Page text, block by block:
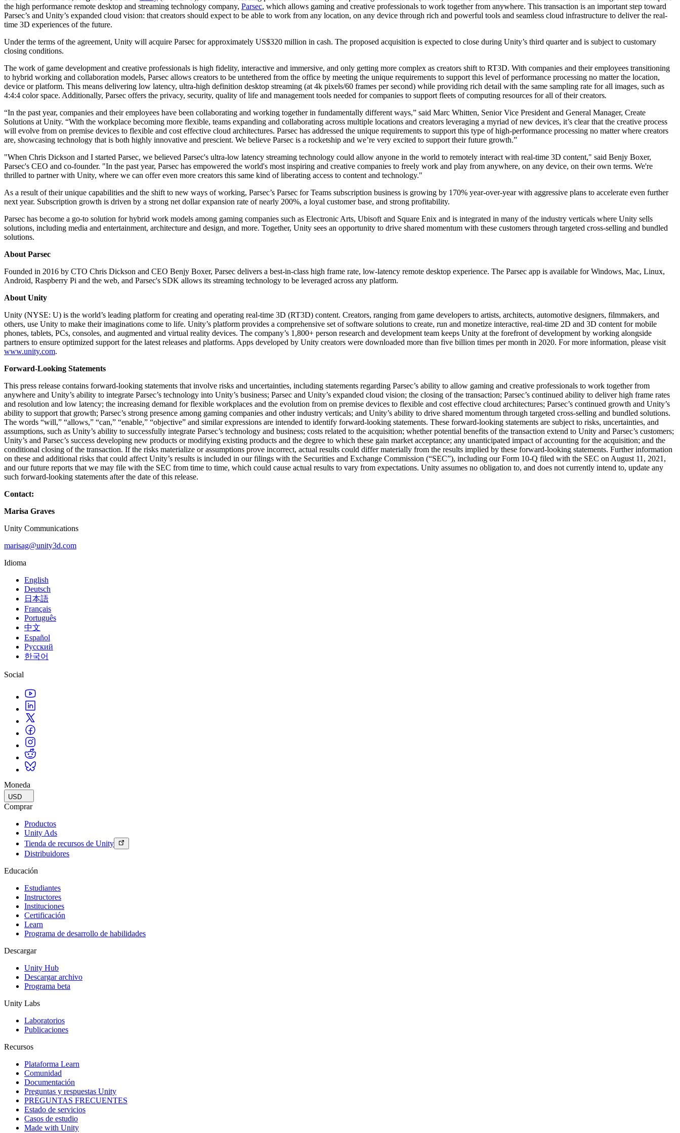
LiveOps
Perspectivas post-lanzamiento y operaciones de juego en vivo
Expande
Hazte descubrir y adquiere usuarios móviles
Compras dentro de la aplicación
Gestionar las IAP dentro de la aplicación en tiendas físicas y en el canal directo al consumidor (D2C).
Monetización
Conecta a los jugadores con los juegos adecuados
Publicitar con Unity
Monetizar con Unity
Juegos móviles
Crea y expande éxitos móviles con Unity
Juegos independientes
Juegos XR
Lanza juegos XR en múltiples plataformas
Simplifica el desarrollo de juegos multijugador
Venta minorista
Transforma las experiencias en tienda en experiencias en línea
Industria automotriz
Ver todas las industrias
Información útil
Casos de estudio
Historias de éxito en el mundo real
Consejos y trucos de expertos
Demostraciones
Demostraciones, muestras y bloques de construcción
Todos los recursos
Novedades
Blog
Novedades
Noticias, historias y centro de prensa
Únete a desarrolladores, creadores e insiders
Premios Unity
Celebrando a los creadores de Unity en todo el mundo
Guías prácticas
Consejos prácticos y mejores prácticas
Educación
Impulsa tu carrera
Para docentes
Potencia tu enseñanza
Licencia gratuita para fines educativos
Lleva el poder de Unity a tu institución
Demuestra tu dominio de Unity
the high performance remote desktop and streaming technology company, Parsec, which allows gaming and creative professionals to work together from anywhere. This transaction is an important step toward
Parsec’s and Unity’s expanded cloud vision: that creators should expect to be able to work from any location, on any device through rich and powerful tools and seamless cloud infrastructure to deliver the real-
time 3D experiences of the future.
Under the terms of the agreement, Unity will acquire Parsec for approximately US$320 million in cash. The proposed acquisition is expected to close during Unity’s third quarter and is subject to customary
closing conditions.
The work of game development and creative professionals is high fidelity, interactive and immersive, and only getting more complex as creators shift to RT3D. With companies and their employees transitioning
to hybrid working and collaboration models, Parsec allows creators to be untethered from the office by meeting the unique requirements to support this level of performance processing no matter the location,
device or platform. This means delivering low latency, ultra-high definition desktop streaming (at 4k pixels/60 frames per second) while providing rich detail with the same sampling rate for all images, such as
4:4:4 color space. Additionally, Parsec offers the privacy, security, quality of life and management tools needed for companies to support fleets of computing resources for all of their creators.
“In the past year, companies and their employees have been collaborating and working together in fundamentally different ways,” said Marc Whitten, Senior Vice President and General Manager, Create
Solutions at Unity. “With the workplace becoming more flexible, teams expanding and collaborating across multiple locations and creators leveraging a myriad of new devices, it’s clear that the creative process
will evolve from on premise devices to flexible and cost effective cloud architectures. Parsec has addressed the unique requirements to support this type of high-performance processing no matter where creators
are, showcasing technology that is both highly innovative and prescient. We believe Parsec is a rocketship and we’re very excited to support their future growth.”
"When Chris Dickson and I started Parsec, we believed Parsec's ultra-low latency streaming technology could allow anyone in the world to remotely interact with real-time 3D content," said Benjy Boxer,
Parsec's CEO and co-founder. "In the past year, Parsec has empowered the world's most inspiring and creative companies to freely work and play from anywhere, on any device, on their own terms. We're
thrilled to partner with Unity, where we can offer even more creators this same kind of liberating access to content and technology."
As a result of their unique capabilities and the shift to new ways of working, Parsec’s Parsec for Teams subscription business is growing by 170% year-over-year with aggressive plans to accelerate even further
next year. Subscription growth is driven by a strong net dollar expansion rate of nearly 200%, a loyal customer base, and strong profitability.
Parsec has become a go-to solution for hybrid work models among gaming companies such as Electronic Arts, Ubisoft and Square Enix and is integrated in many of the industry verticals where Unity sells
solutions, including media and entertainment, architecture and design, and more. Together, Unity sees an opportunity to drive shared momentum with these customers through targeted cross-selling and bundled
solutions.
About Parsec
Founded in 2016 by CTO Chris Dickson and CEO Benjy Boxer, Parsec delivers a best-in-class high frame rate, low-latency remote desktop experience. The Parsec app is available for Windows, Mac, Linux,
Android, Raspberry Pi and the web, and Parsec's SDK allows its streaming technology to be leveraged across any platform.
About Unity
Unity (NYSE: U) is the world’s leading platform for creating and operating real-time 3D (RT3D) content. Creators, ranging from game developers to artists, architects, automotive designers, filmmakers, and
others, use Unity to make their imaginations come to life. Unity’s platform provides a comprehensive set of software solutions to create, run and monetize interactive, real-time 2D and 3D content for mobile
phones, tablets, PCs, consoles, and augmented and virtual reality devices. The company’s 1,800+ person research and development team keeps Unity at the forefront of development by working alongside
partners to ensure optimized support for the latest releases and platforms. Apps developed by Unity creators were downloaded more than five billion times per month in 2020. For more information, please visit
www.unity.com.
Forward-Looking Statements
This press release contains forward-looking statements that involve risks and uncertainties, including statements regarding Parsec’s ability to allow gaming and creative professionals to work together from
anywhere and Unity’s ability to integrate Parsec’s technology into Unity’s business; Parsec and Unity’s expanded cloud vision; the closing of the transaction; Parsec’s continued ability to deliver high frame rates
and resolution and low latency; the increasing demand for flexible workplaces and the evolution from on premise devices to flexible and cost effective cloud architectures; Parsec’s continued growth and Unity’s
ability to support that growth; Parsec’s strong presence among gaming companies and other industry verticals; and Unity’s ability to drive shared momentum through targeted cross-selling and bundled solutions.
The words “will,” “allows,” “can,” “enable,” “objective” and similar expressions are intended to identify forward-looking statements. These forward-looking statements are subject to risks, uncertainties, and
assumptions, such as Unity’s ability to successfully integrate Parsec’s technology and business; costs related to the acquisition; whether potential benefits of the transaction extend to Unity and Parsec’s customers;
Unity’s and Parsec’s success developing new products or modifying existing products and the degree to which these gain market acceptance; any unanticipated impact of accounting for the acquisition; and the
conditional closing of the transaction. If the risks materialize or assumptions prove incorrect, actual results could differ materially from the results implied by these forward-looking statements. Further information
on these and additional risks that could affect Unity’s results is included in our filings with the Securities and Exchange Commission (“SEC”), including our Form 10-Q filed with the SEC on August 11, 2021,
and our future reports that we may file with the SEC from time to time, which could cause actual results to vary from expectations. Unity assumes no obligation to, and does not currently intend to, update any
such forward-looking statements after the date of this release.
Contact:
Marisa Graves
Unity Communications
marisag@unity3d.com
Idioma
English
Deutsch
日本語
Français
Português
中文
Español
Русский
한국어
Social
Moneda
USD
Comprar
Productos
Unity Ads
Tienda de recursos de Unity
Distribuidores
Educación
Estudiantes
Instructores
Instituciones
Certificación
Learn
Programa de desarrollo de habilidades
Descargar
Unity Hub
Descargar archivo
Programa beta
Unity Labs
Laboratorios
Publicaciones
Recursos
Plataforma Learn
Comunidad
Documentación
Preguntas y respuestas Unity
PREGUNTAS FRECUENTES
Estado de servicios
Casos de estudio
Made with Unity